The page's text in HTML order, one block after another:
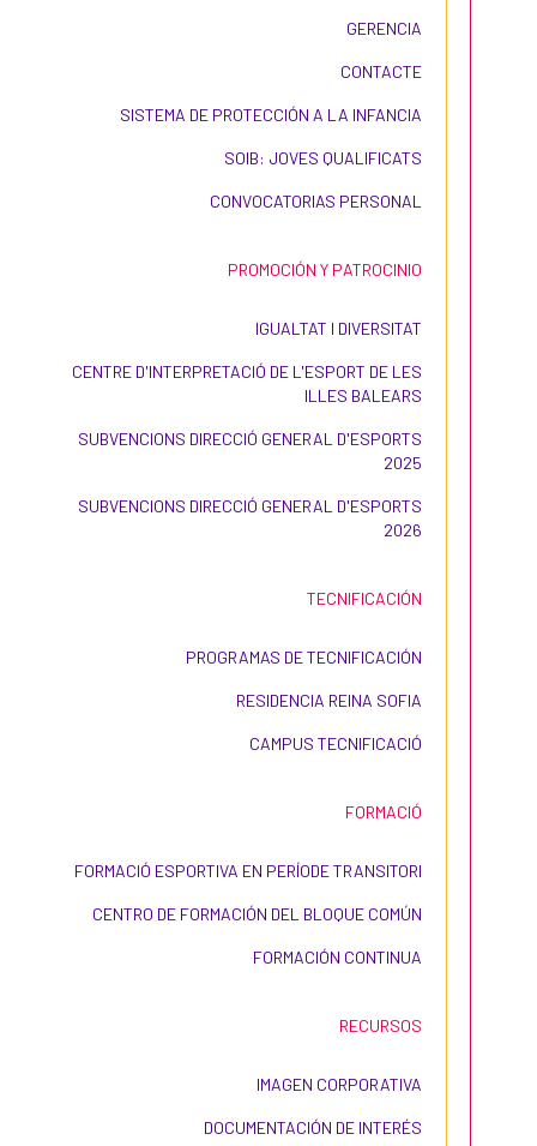
GERENCIA
CONTACTE
SISTEMA DE PROTECCIÓN A LA INFANCIA
SOIB: JOVES QUALIFICATS
CONVOCATORIAS PERSONAL
PROMOCIÓN Y PATROCINIO
IGUALTAT I DIVERSITAT
CENTRE D'INTERPRETACIÓ DE L'ESPORT DE LES
ILLES BALEARS
SUBVENCIONS DIRECCIÓ GENERAL D'ESPORTS
2025
SUBVENCIONS DIRECCIÓ GENERAL D'ESPORTS
2026
TECNIFICACIÓN
PROGRAMAS DE TECNIFICACIÓN
RESIDENCIA REINA SOFIA
CAMPUS TECNIFICACIÓ
FORMACIÓ
FORMACIÓ ESPORTIVA EN PERÍODE TRANSITORI
CENTRO DE FORMACIÓN DEL BLOQUE COMÚN
FORMACIÓN CONTINUA
RECURSOS
IMAGEN CORPORATIVA
DOCUMENTACIÓN DE INTERÉS